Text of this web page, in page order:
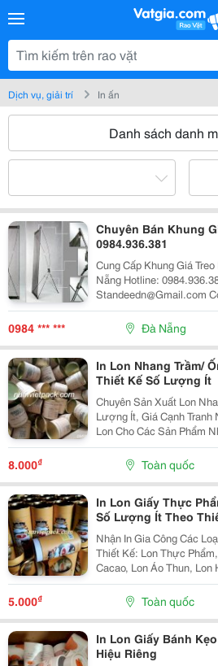
Dịch vụ, giải trí In ấn
Danh sách danh
Chuyên Bán Khung
0984.936.381
Cung Cấp Khung Giá
Nẵng Hotline: 0984.936.381 (Mr Đông) Email:
Standeedn@Gmail.com Công Ty Tnhh Nguyen Seja
Chuyên Nhập Khẩu, Sản
Vật Tư, Phụ Kiện, Vật
0984 *** *** Đà Nẵng
In Lon Nhang Trầm/
Thiết Kế Số Lượng Ít
Chuyên Sản Xuất Lon
Lượng Ít, Giá Cạnh
Lon Cho Các Sản Phẩm
Nhang Cây, Nhang Trầm
Vòng Trầm,...Nhận Gia
Nhang,...
8.000₫ Toàn quốc
In Lon Giấy Thực
Số Lượng Ít Theo
Nhận In Gia Công Các
Thiết Kế: Lon Thực
Cacao, Lon Áo Thun, Lon
Cam Kết Đáp Ứng Giao
Giá Cạnh Tranh Nhất Hiện
Namvietpack.com...
5.000₫ Toàn quốc
In Lon Giấy Bánh
Hiệu Riêng